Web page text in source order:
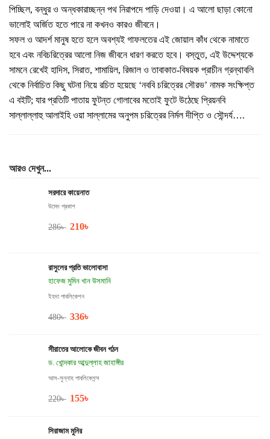
পিচ্ছিল, বন্ধুর ও অন্ধকারাচ্ছন্ন পথ নিরাপদে পাড়ি দেওয়া। এ আলো ছাড়া কোনো
ভালোই অর্জিত হতে পারে না কখনও কারও জীবনে।
সফল ও আদর্শ মানুষ হতে হলে অবশ্যই গাফলতের এই জোয়াল কাঁধ থেকে নামাতে
হবে এবং নবিচরিত্রের আলো নিজ জীবনে ধারণ করতে হবে। বস্তুত, এই উদ্দেশ্যকে
সামনে রেখেই হাদিস, সিরাত, শামায়িল, রিজাল ও তাবাকাত-বিষয়ক প্রাচীন গ্রন্থাবলি
থেকে নির্বাচিত কিছু ঘটনা নিয়ে রচিত হয়েছে ‘নববি চরিত্রের সৌরভ’ নামক সংক্ষিপ্ত
এ বইটি; যার প্রতিটি পাতায় ফুটন্ত গোলাবের মতোই ফুটে উঠেছে প্রিয়নবি
সাল্লাল্লাহু আলাইহি ওয়া সাল্লামের অনুপম চরিত্রের নির্মল দীপ্তি ও সৌন্দর্য….
আরও দেখুন...
সরদারে কায়েনাত
উমেদ প্রকাশ
286৳ 210৳
রাসুলের প্রতি ভালোবাসা
হাফেজ মুমিন খান উসমানি
ইহদা পাবলিকেশন
480৳ 336৳
সীরাতের আলোকে জীবন গঠন
ড. খোন্দকার আব্দুল্লাহ জাহাঙ্গীর
আস-সুন্নাহ পাবলিকেশন্স
220৳ 155৳
সিরাজাম মুনির